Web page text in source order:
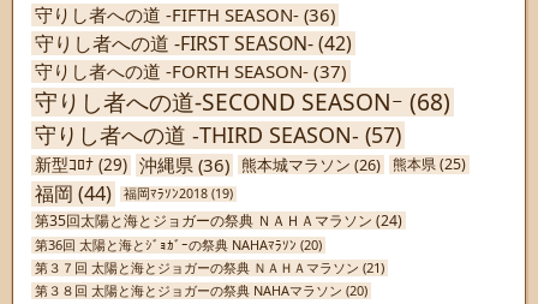
守りし者への道 -FIFTH SEASON- (36)
守りし者への道 -FIRST SEASON-(42)
守りし者への道 -FORTH SEASON- (37)
守りし者への道-SECOND SEASONｰ (68)
守りし者への道 -THIRD SEASON- (57)
新型ｺﾛﾅ (29) 沖縄県 (36) 熊本城マラソン (26) 熊本県(25)
福岡 (44) 福岡ﾏﾗｿﾝ2018 (19)
第35回太陽と海とジョガーの祭典 ＮＡＨＡマラソン (24)
第36回 太陽と海とｼﾞｮｶﾞｰの祭典 NAHAﾏﾗｿﾝ (20)
第３７回 太陽と海とジョガーの祭典 ＮＡＨＡマラソン (21)
第３８回 太陽と海とジョガーの祭典 NAHAマラソン (20)